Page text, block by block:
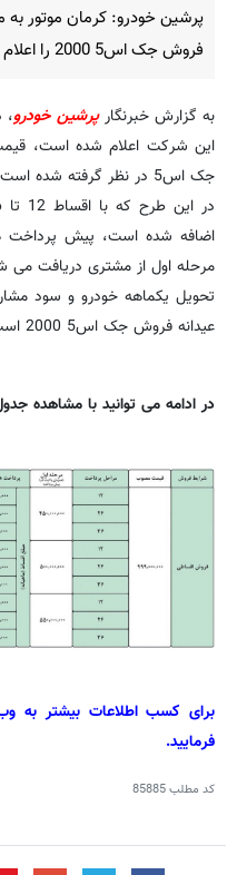
پرشین خودرو: کرمان موتور
فروش جک اس5 2000 را اعلام کرد.
به گزارش خبرنگارپرشین خودرو،
جک اس5 در نظر گرفته شده است.
مرحله اول از مشتری دریافت می
عیدانه فروش جک اس5 2000 است.
در ادامه می توانید با مشاهده
برای کسب اطلاعات بیشتر به
فرمایید.
کد مطلب85885